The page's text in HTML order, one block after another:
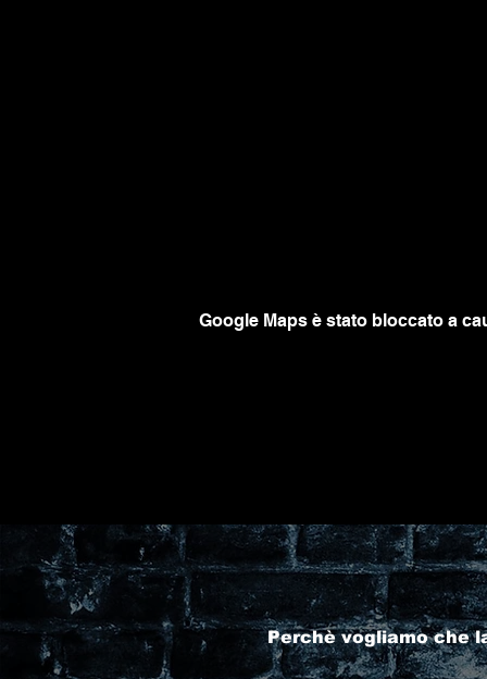
Google Maps è stato bloccato a
Perchè vogliamo che